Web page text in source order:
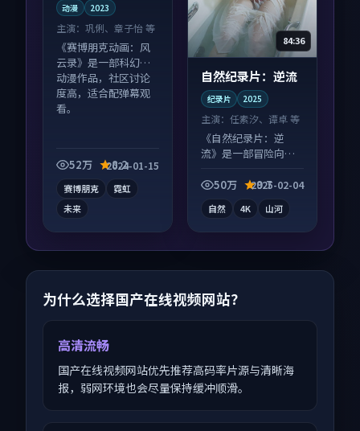
动漫 2023
主演： 巩俐、章子怡 等
《赛博朋克动画：风
云录》是一部科幻向
动漫作品，社区讨论
度高，适合配弹幕观
看。
52万 8.2
2024-01-15
赛博朋克
霓虹
未来
84:36
自然纪录片：逆流
纪录片 2025
主演：任素汐、谭卓 等
《自然纪录片：逆
流》是一部冒险向纪
齐全，观感爽快不拖
50万 9.7
2025-02-04
自然 4K 山河
为什么选择国产在线视频网站？
高清流畅
国产在线视频网站优先推荐高码率片源与清晰海
报，弱网环境也会尽量保持缓冲顺滑。